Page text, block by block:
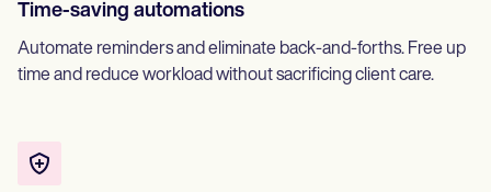
Time-saving automations
Automate reminders and eliminate back-and-forths. Free up
time and reduce workload without sacrificing client care.